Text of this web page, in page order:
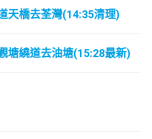
天橋去荃灣(14:35清理)
塘繞道去油塘(15:28最新)